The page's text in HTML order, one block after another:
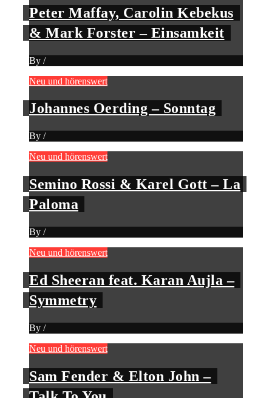
Peter Maffay, Carolin Kebekus
& Mark Forster – Einsamkeit
By /
Neu und hörenswert
Johannes Oerding – Sonntag
By /
Neu und hörenswert
Semino Rossi & Karel Gott – La
Paloma
By /
Neu und hörenswert
Ed Sheeran feat. Karan Aujla –
Symmetry
By /
Neu und hörenswert
Sam Fender & Elton John –